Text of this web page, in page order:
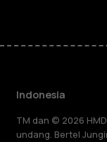
Indonesia
TM dan © 2026
undang. Bertel